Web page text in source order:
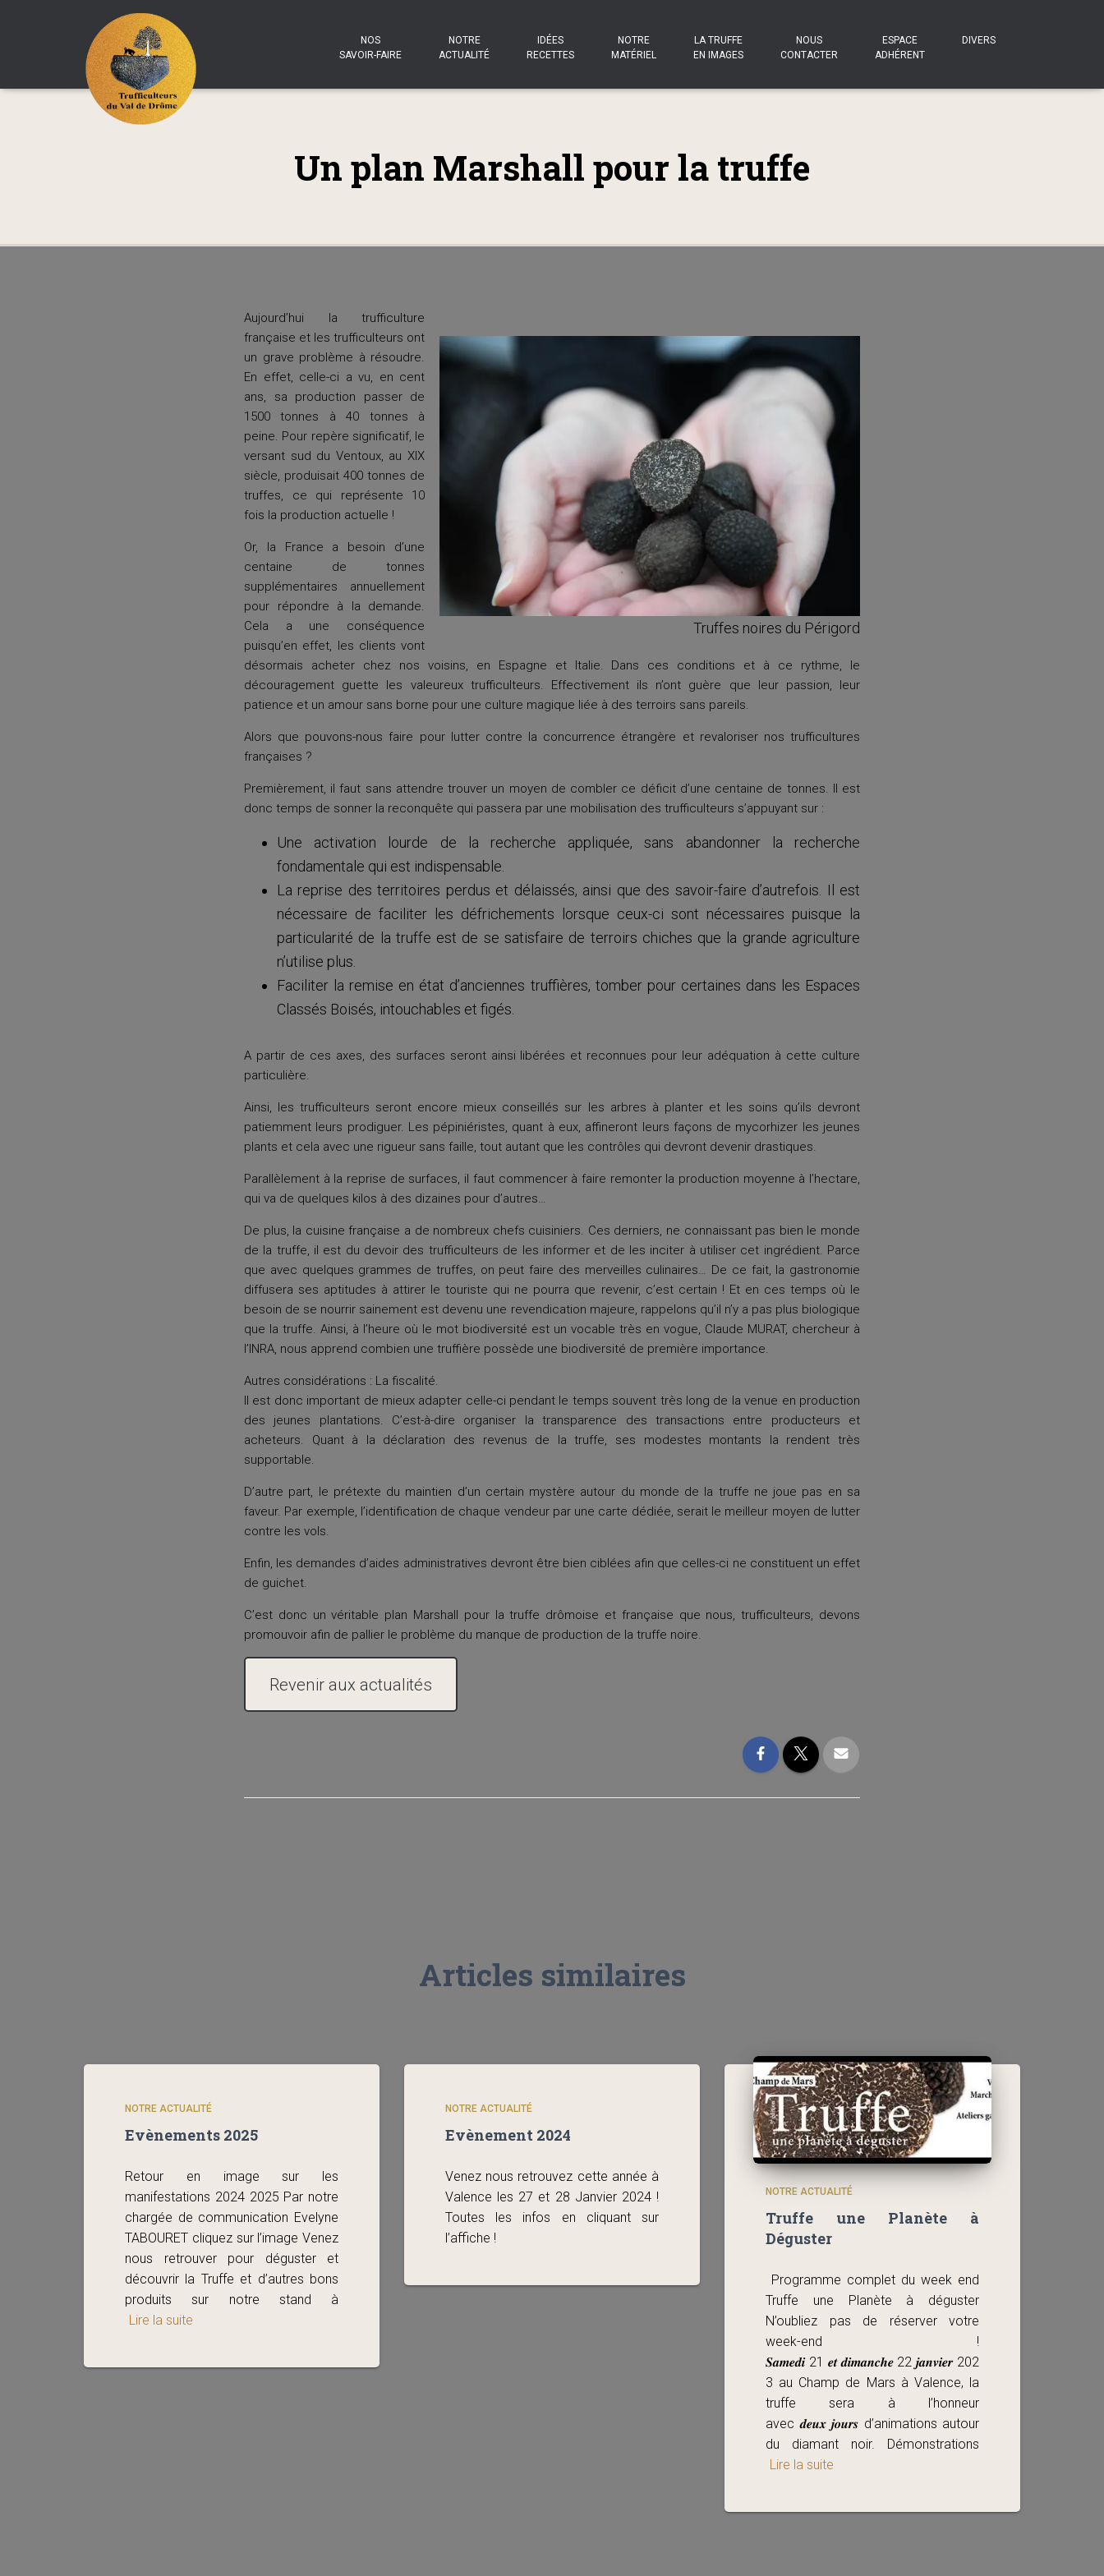
NOS
SAVOIR-FAIRE
NOTRE
ACTUALITÉ
IDÉES
RECETTES
NOTRE
MATÉRIEL
LA TRUFFE
EN IMAGES
NOUS
CONTACTER
ESPACE
ADHÉRENT
DIVERS
Un plan Marshall pour la truffe
Truffes noires du Périgord
Aujourd’hui la trufficulture
française et les trufficulteurs ont
un grave problème à résoudre.
En effet, celle-ci a vu, en cent
ans, sa production passer de
1500 tonnes à 40 tonnes à
peine. Pour repère significatif, le
versant sud du Ventoux, au XIX
siècle, produisait 400 tonnes de
truffes, ce qui représente 10
fois la production actuelle !
Or, la France a besoin d’une
centaine de tonnes
supplémentaires annuellement
pour répondre à la demande.
Cela a une conséquence
puisqu’en effet, les clients vont
désormais acheter chez nos voisins, en Espagne et Italie. Dans ces conditions et à ce rythme, le
découragement guette les valeureux trufficulteurs. Effectivement ils n’ont guère que leur passion, leur
patience et un amour sans borne pour une culture magique liée à des terroirs sans pareils.
Alors que pouvons-nous faire pour lutter contre la concurrence étrangère et revaloriser nos trufficultures
françaises ?
Premièrement, il faut sans attendre trouver un moyen de combler ce déficit d’une centaine de tonnes. Il est
donc temps de sonner la reconquête qui passera par une mobilisation des trufficulteurs s’appuyant sur :
Une activation lourde de la recherche appliquée, sans abandonner la recherche
fondamentale qui est indispensable.
La reprise des territoires perdus et délaissés, ainsi que des savoir-faire d’autrefois. Il est
nécessaire de faciliter les défrichements lorsque ceux-ci sont nécessaires puisque la
particularité de la truffe est de se satisfaire de terroirs chiches que la grande agriculture
n’utilise plus.
Faciliter la remise en état d’anciennes truffières, tomber pour certaines dans les Espaces
Classés Boisés, intouchables et figés.
A partir de ces axes, des surfaces seront ainsi libérées et reconnues pour leur adéquation à cette culture
particulière.
Ainsi, les trufficulteurs seront encore mieux conseillés sur les arbres à planter et les soins qu’ils devront
patiemment leurs prodiguer. Les pépiniéristes, quant à eux, affineront leurs façons de mycorhizer les jeunes
plants et cela avec une rigueur sans faille, tout autant que les contrôles qui devront devenir drastiques.
Parallèlement à la reprise de surfaces, il faut commencer à faire remonter la production moyenne à l’hectare,
qui va de quelques kilos à des dizaines pour d’autres…
De plus, la cuisine française a de nombreux chefs cuisiniers. Ces derniers, ne connaissant pas bien le monde
de la truffe, il est du devoir des trufficulteurs de les informer et de les inciter à utiliser cet ingrédient. Parce
que avec quelques grammes de truffes, on peut faire des merveilles culinaires… De ce fait, la gastronomie
diffusera ses aptitudes à attirer le touriste qui ne pourra que revenir, c’est certain ! Et en ces temps où le
besoin de se nourrir sainement est devenu une revendication majeure, rappelons qu’il n’y a pas plus biologique
que la truffe. Ainsi, à l’heure où le mot biodiversité est un vocable très en vogue, Claude MURAT, chercheur à
l’INRA, nous apprend combien une truffière possède une biodiversité de première importance.
Autres considérations : La fiscalité.
Il est donc important de mieux adapter celle-ci pendant le temps souvent très long de la venue en production
des jeunes plantations. C’est-à-dire organiser la transparence des transactions entre producteurs et
acheteurs. Quant à la déclaration des revenus de la truffe, ses modestes montants la rendent très
supportable.
D’autre part, le prétexte du maintien d’un certain mystère autour du monde de la truffe ne joue pas en sa
faveur. Par exemple, l’identification de chaque vendeur par une carte dédiée, serait le meilleur moyen de lutter
contre les vols.
Enfin, les demandes d’aides administratives devront être bien ciblées afin que celles-ci ne constituent un effet
de guichet.
C’est donc un véritable plan Marshall pour la truffe drômoise et française que nous, trufficulteurs, devons
promouvoir afin de pallier le problème du manque de production de la truffe noire.
Revenir aux actualités
Articles similaires
NOTRE ACTUALITÉ
Evènements 2025
Retour en image sur les
manifestations 2024 2025 Par notre
chargée de communication Evelyne
TABOURET cliquez sur l’image Venez
nous retrouver pour déguster et
découvrir la Truffe et d’autres bons
produits sur notre stand à
Lire la suite
NOTRE ACTUALITÉ
Evènement 2024
Venez nous retrouvez cette année à
Valence les 27 et 28 Janvier 2024 !
Toutes les infos en cliquant sur
l’affiche !
NOTRE ACTUALITÉ
Truffe une Planète à
Déguster
Programme complet du week end
Truffe une Planète à déguster
N’oubliez pas de réserver votre
week-end !
𝑺𝒂𝒎𝒆𝒅𝒊 21 𝒆𝒕 𝒅𝒊𝒎𝒂𝒏𝒄𝒉𝒆 22 𝒋𝒂𝒏𝒗𝒊𝒆𝒓 202
3 au Champ de Mars à Valence, la
truffe sera à l’honneur
avec 𝒅𝒆𝒖𝒙 𝒋𝒐𝒖𝒓𝒔 d’animations autour
du diamant noir. Démonstrations
Lire la suite